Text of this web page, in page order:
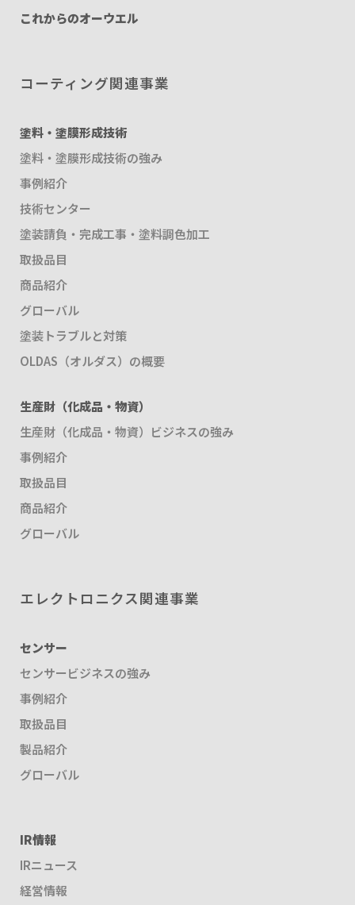
これからのオーウエル
コーティング関連事業
塗料・塗膜形成技術
塗料・塗膜形成技術の強み
事例紹介
技術センター
塗装請負・完成工事・塗料調色加工
取扱品目
商品紹介
グローバル
塗装トラブルと対策
OLDAS（オルダス）の概要
生産財（化成品・物資）
生産財（化成品・物資）ビジネスの強み
事例紹介
取扱品目
商品紹介
グローバル
エレクトロニクス関連事業
センサー
センサービジネスの強み
事例紹介
取扱品目
製品紹介
グローバル
IR情報
IRニュース
経営情報